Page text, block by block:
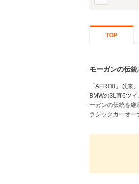
TOP
モーガンの伝
「AERO8」以来
BMWの3L直6ツ
ーガンの伝統を
ラシックカーオー